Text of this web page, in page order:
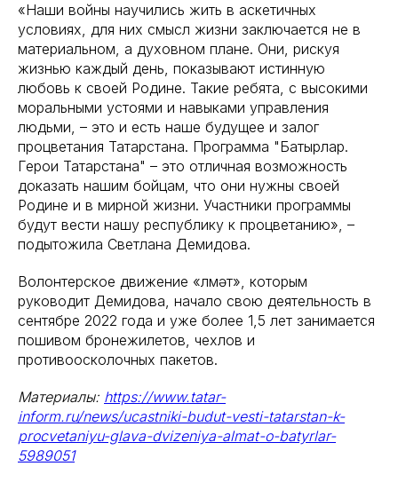
«Наши войны научились жить в аскетичных
условиях, для них смысл жизни заключается не в
материальном, а духовном плане. Они, рискуя
жизнью каждый день, показывают истинную
любовь к своей Родине. Такие ребята, с высокими
моральными устоями и навыками управления
людьми, – это и есть наше будущее и залог
процветания Татарстана. Программа "Батырлар.
Герои Татарстана" – это отличная возможность
доказать нашим бойцам, что они нужны своей
Родине и в мирной жизни. Участники программы
будут вести нашу республику к процветанию», –
подытожила Светлана Демидова.
Волонтерское движение «Әлмәт», которым
руководит Демидова, начало свою деятельность в
сентябре 2022 года и уже более 1,5 лет занимается
пошивом бронежилетов, чехлов и
противоосколочных пакетов.
Материалы: https://www.tatar-
inform.ru/news/ucastniki-budut-vesti-tatarstan-k-
procvetaniyu-glava-dvizeniya-almat-o-batyrlar-
5989051